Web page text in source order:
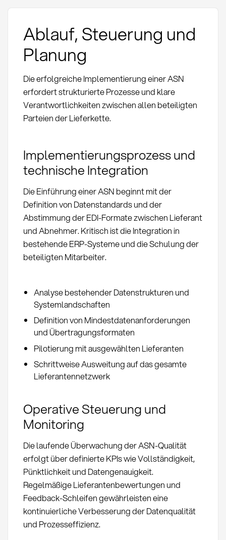
Ablauf, Steuerung und
Planung
Die erfolgreiche Implementierung einer ASN
erfordert strukturierte Prozesse und klare
Verantwortlichkeiten zwischen allen beteiligten
Parteien der Lieferkette.
Implementierungsprozess und
technische Integration
Die Einführung einer ASN beginnt mit der
Definition von Datenstandards und der
Abstimmung der EDI-Formate zwischen Lieferant
und Abnehmer. Kritisch ist die Integration in
bestehende ERP-Systeme und die Schulung der
beteiligten Mitarbeiter.
Analyse bestehender Datenstrukturen und
Systemlandschaften
Definition von Mindestdatenanforderungen
und Übertragungsformaten
Pilotierung mit ausgewählten Lieferanten
Schrittweise Ausweitung auf das gesamte
Lieferantennetzwerk
Operative Steuerung und
Monitoring
Die laufende Überwachung der ASN-Qualität
erfolgt über definierte KPIs wie Vollständigkeit,
Pünktlichkeit und Datengenauigkeit.
Regelmäßige Lieferantenbewertungen und
Feedback-Schleifen gewährleisten eine
kontinuierliche Verbesserung der Datenqualität
und Prozesseffizienz.